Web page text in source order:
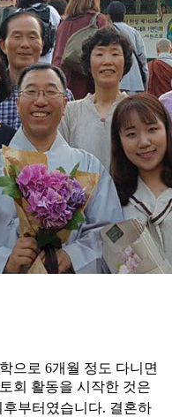
으로 6개월 정도 다니면
회 활동을 시작한 것은
부터였습니다. 결혼하